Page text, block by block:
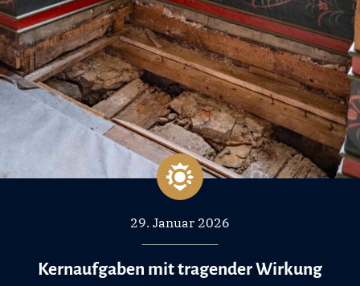
29. Januar 2026
Kernaufgaben mit tragender Wirkung